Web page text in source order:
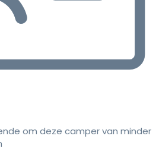
om deze camper van minder